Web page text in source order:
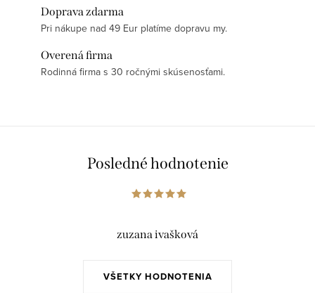
Doprava zdarma
Pri nákupe nad 49 Eur platíme dopravu my.
Overená firma
Rodinná firma s 30 ročnými skúsenosťami.
Posledné hodnotenie
VŠETKY HODNOTENIA
zuzana ivašková